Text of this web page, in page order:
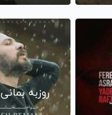
روزبه بمانی